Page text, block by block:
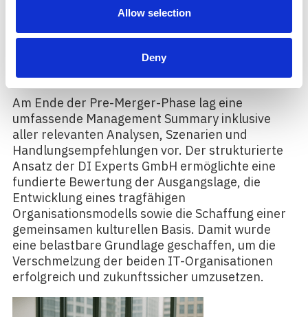
Allow selection
Deny
Am Ende der Pre-Merger-Phase lag eine
umfassende Management Summary inklusive
aller relevanten Analysen, Szenarien und
Handlungsempfehlungen vor. Der strukturierte
Ansatz der DI Experts GmbH ermöglichte eine
fundierte Bewertung der Ausgangslage, die
Entwicklung eines tragfähigen
Organisationsmodells sowie die Schaffung einer
gemeinsamen kulturellen Basis. Damit wurde
eine belastbare Grundlage geschaffen, um die
Verschmelzung der beiden IT-Organisationen
erfolgreich und zukunftssicher umzusetzen.